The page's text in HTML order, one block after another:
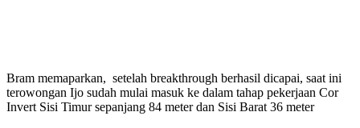
Bram memaparkan, setelah breakthrough berhasil dicapai, saat ini
terowongan Ijo sudah mulai masuk ke dalam tahap pekerjaan Cor
Invert Sisi Timur sepanjang 84 meter dan Sisi Barat 36 meter